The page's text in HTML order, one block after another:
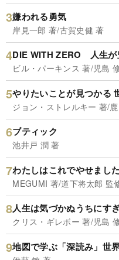
嫌われる勇気
岸見一郎 著/古賀史健 著
DIE WITH ZERO 人生が
ビル・パーキンス 著/児島
やりたいことが見つかる
ジョン・ストレルキー 著/
ブティック
池井戸 潤 著
わたしはこれでやせました
MEGUMI 著/道下将太郎 監
人生は気づかぬうちにす
クリス・ギレボー 著/児島
地図で学ぶ「深読み」世